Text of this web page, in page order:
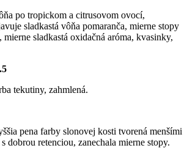
po tropickom a citrusovom ovocí,
sladkastá vôňa pomaranča, mierne stopy
sladkastá oxidačná aróma, kvasinky,
tekutiny, zahmlená.
pena farby slonovej kosti tvorená menšími
dobrou retenciou, zanechala mierne stopy.